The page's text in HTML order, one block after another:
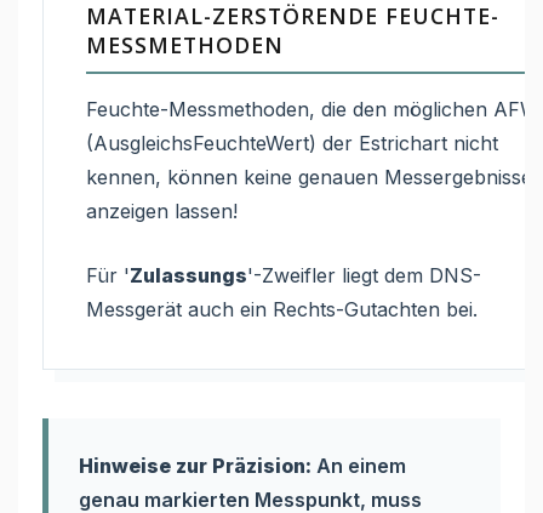
MATERIAL-ZERSTÖRENDE FEUCHTE-
MESSMETHODEN
Feuchte-Messmethoden, die den möglichen AFW
(AusgleichsFeuchteWert) der Estrichart nicht
kennen, können keine genauen Messergebnisse
anzeigen lassen!
Für 'Zulassungs'-Zweifler liegt dem DNS-
Messgerät auch ein Rechts-Gutachten bei.
Hinweise zur Präzision: An einem
genau markierten Messpunkt, muss